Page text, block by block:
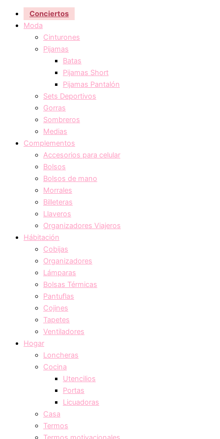
Conciertos
Moda
Cinturones
Pijamas
Batas
Pijamas Short
Pijamas Pantalón
Sets Deportivos
Gorras
Sombreros
Medias
Complementos
Accesorios para celular
Bolsos
Bolsos de mano
Morrales
Billeteras
Llaveros
Organizadores Viajeros
Hábitación
Cobijas
Organizadores
Lámparas
Bolsas Térmicas
Pantuflas
Cojines
Tapetes
Ventiladores
Hogar
Loncheras
Cocina
Utencilios
Portas
Licuadoras
Casa
Termos